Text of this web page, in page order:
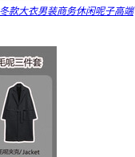
款大衣男装商务休闲呢子高端